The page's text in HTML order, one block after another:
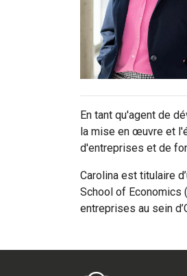
En tant qu'agent de
la mise en œuvre et
d'entreprises et de
Carolina est titulaire
School of Economics
entreprises au sein